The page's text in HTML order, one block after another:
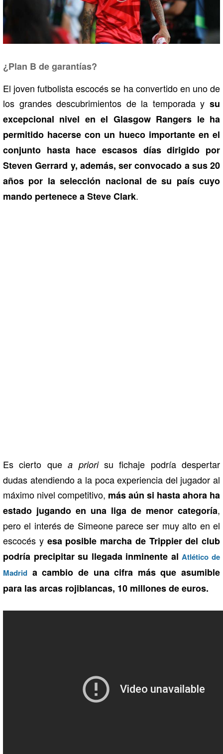
¿Plan B de garantías?
El joven futbolista escocés se ha convertido en uno de
los grandes descubrimientos de la temporada y su
excepcional nivel en el Glasgow Rangers le ha
permitido hacerse con un hueco importante en el
conjunto hasta hace escasos días dirigido por
Steven Gerrard y, además, ser convocado a sus 20
años por la selección nacional de su país cuyo
mando pertenece a Steve Clark.
Es cierto quea priorisu fichaje podría despertar
dudas atendiendo a la poca experiencia del jugador al
máximo nivel competitivo, más aún si hasta ahora ha
estado jugando en una liga de menor categoría,
pero el interés de Simeone parece ser muy alto en el
escocés y esa posible marcha de Trippier del club
podría precipitar su llegada inminente alAtlético de
Madrid a cambio de una cifra más que asumible
para las arcas rojiblancas, 10 millones de euros.